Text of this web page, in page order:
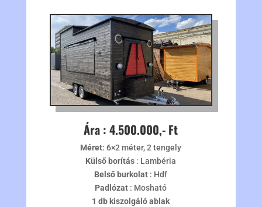
Ára : 4.500.000,- Ft
Méret: 6×2 méter, 2 tengely
Külső borítás : Lambéria
Belső burkolat : Hdf
Padlózat : Mosható
1 db kiszolgáló ablak